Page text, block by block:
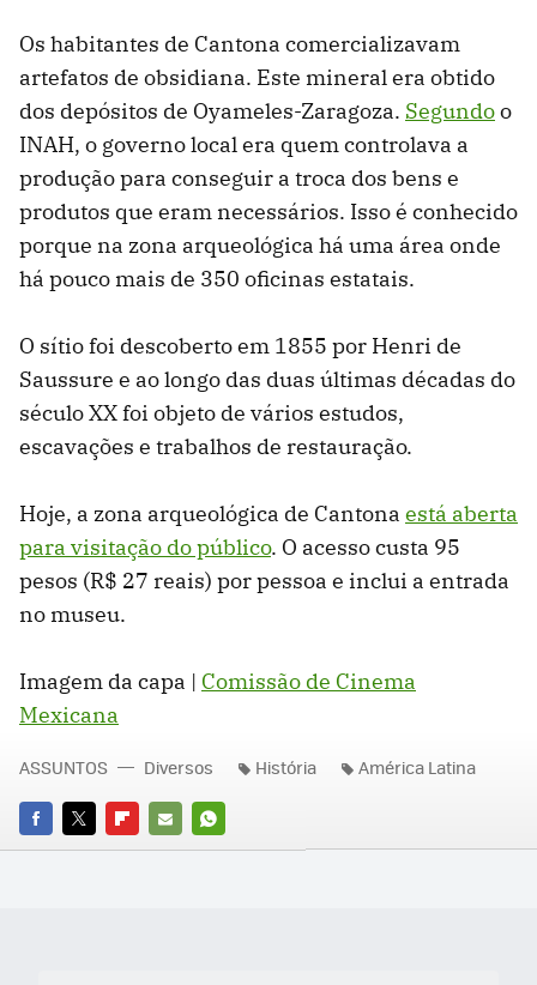
Os habitantes de Cantona comercializavam
artefatos de obsidiana. Este mineral era obtido
dos depósitos de Oyameles-Zaragoza. Segundoo
INAH, o governo local era quem controlava a
produção para conseguir a troca dos bens e
produtos que eram necessários. Isso é conhecido
porque na zona arqueológica há uma área onde
há pouco mais de 350 oficinas estatais.
O sítio foi descoberto em 1855 por Henri de
Saussure e ao longo das duas últimas décadas do
século XX foi objeto de vários estudos,
escavações e trabalhos de restauração.
Hoje, a zona arqueológica de Cantona está aberta
para visitação do público. O acesso custa 95
pesos (R$ 27 reais) por pessoa e inclui a entrada
no museu.
Imagem da capa | Comissão de Cinema
Mexicana
FACEBOOK
TWITTERFLIPBOARD
E-
WHATSAPP
ASSUNTOS Diversos História América Latina